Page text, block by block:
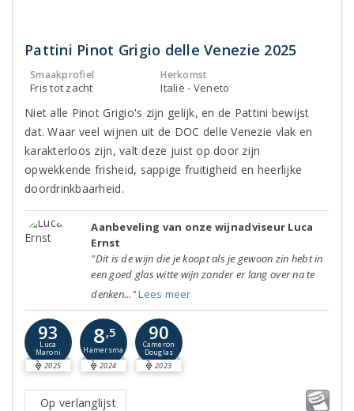
Pattini Pinot Grigio delle Venezie 2025
Smaakprofiel
Fris tot zacht
Herkomst
Italië - Veneto
Niet alle Pinot Grigio's zijn gelijk, en de Pattini bewijst
dat. Waar veel wijnen uit de DOC delle Venezie vlak en
karakterloos zijn, valt deze juist op door zijn
opwekkende frisheid, sappige fruitigheid en heerlijke
doordrinkbaarheid.
Aanbeveling van onze wijnadviseur Luca
Ernst
"Dit is de wijn die je koopt als je gewoon zin hebt in
een goed glas witte wijn zonder er lang over na te
denken..."Lees meer
93
Luca
Maroni
2025
8,5
Hamersma
2024
90
Cameron
Douglas
2023
Op verlanglijst